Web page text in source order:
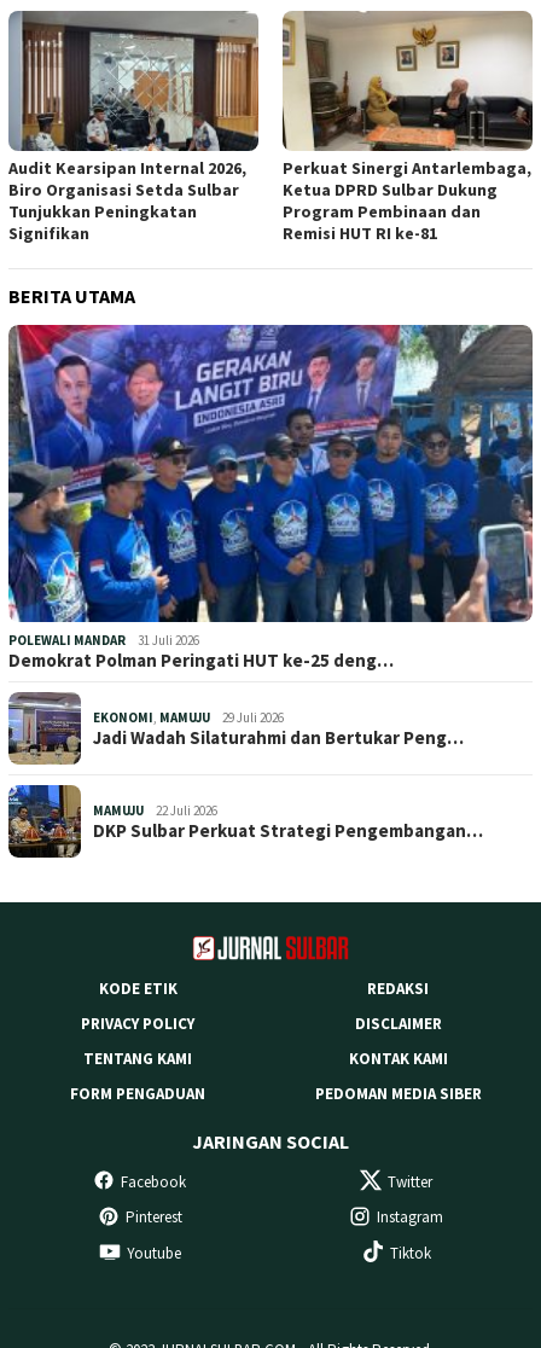
Audit Kearsipan Internal 2026,
Biro Organisasi Setda Sulbar
Tunjukkan Peningkatan
Signifikan
Perkuat Sinergi Antarlembaga,
Ketua DPRD Sulbar Dukung
Program Pembinaan dan
Remisi HUT RI ke-81
BERITA UTAMA
POLEWALI MANDAR 31 Juli 2026
Demokrat Polman Peringati HUT ke-25 deng…
EKONOMI MAMUJU 29 Juli 2026
Jadi Wadah Silaturahmi dan Bertukar Peng…
MAMUJU 22 Juli 2026
DKP Sulbar Perkuat Strategi Pengembangan…
KODE ETIK
REDAKSI
PRIVACY POLICY
DISCLAIMER
TENTANG KAMI
KONTAK KAMI
FORM PENGADUAN
PEDOMAN MEDIA SIBER
JARINGAN SOCIAL
Facebook
Twitter
Pinterest
Instagram
Youtube
Tiktok